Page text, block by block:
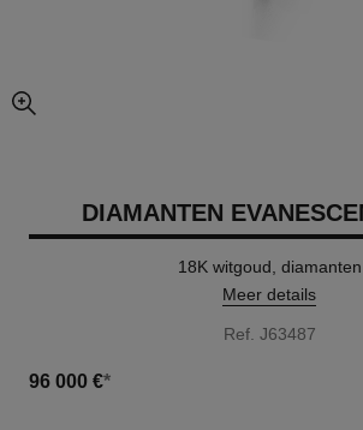
vergrote weergave van foto
DIAMANTEN
18K witgoud, diamanten
Meer details
Ref. J63487
96 000 €*